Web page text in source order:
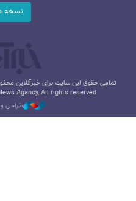
نسخه
تمامی حقوق این سایت برای خبرآنلاین
Agancy, All rights reserved
طراحی و